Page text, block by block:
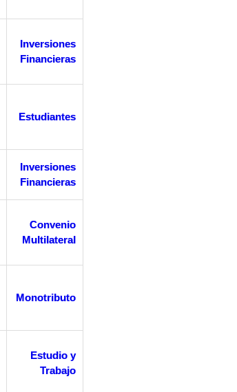
Inversiones
Financieras
Estudiantes
Inversiones
Financieras
Convenio
Multilateral
Monotributo
Estudio y
Trabajo